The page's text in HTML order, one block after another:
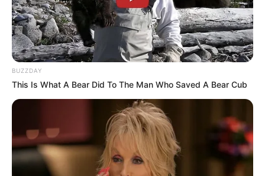
BUZZDAY
This Is What A Bear Did To The Man Who Saved A Bear Cub